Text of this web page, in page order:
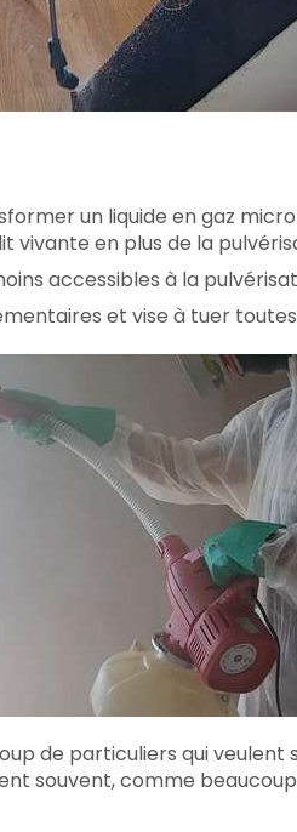
un liquide en gaz
vivante en plus de la
accessibles à la
et vise à tuer
de particuliers qui veulent
souvent, comme